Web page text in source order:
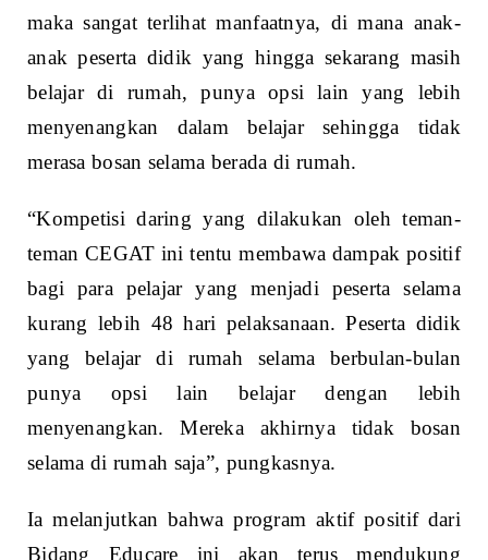
maka sangat terlihat manfaatnya, di mana anak-
anak peserta didik yang hingga sekarang masih
belajar di rumah, punya opsi lain yang lebih
menyenangkan dalam belajar sehingga tidak
merasa bosan selama berada di rumah.
“Kompetisi daring yang dilakukan oleh teman-
teman CEGAT ini tentu membawa dampak positif
bagi para pelajar yang menjadi peserta selama
kurang lebih 48 hari pelaksanaan. Peserta didik
yang belajar di rumah selama berbulan-bulan
punya opsi lain belajar dengan lebih
menyenangkan. Mereka akhirnya tidak bosan
selama di rumah saja”, pungkasnya.
Ia melanjutkan bahwa program aktif positif dari
Bidang Educare ini akan terus mendukung